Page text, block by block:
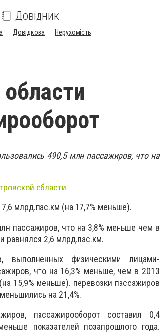
Довідник
Довідкова Нерухомість
490,5 млн пассажиров, что на
области.
млрд.пас.км (на 17,7% меньше).
пассажиров, что на 3,8% меньше чем в
равнялся 2,6 млрд.пас.км.
выполненных физическими лицами-
что на 16,3% меньше, чем в 2013
15,9% меньше). перевозки пассажиров
на 21,4%.
пассажирооборот составил 0,4
показателей позапрошлого года.